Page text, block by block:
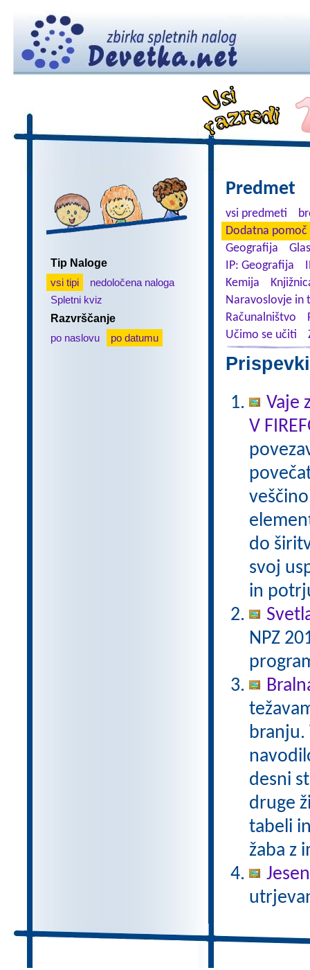
Tip Naloge
vsi tipi
nedoločena naloga
Spletni kviz
Razvrščanje
po naslovu
po datumu
Predmet
vsi predmeti
Dodatna
Geografija
IP: Geografija
Kemija
Naravoslovje in
Računalništvo
Učimo se učiti
Vaje
V
do
svoj
in
NPZ
branju.
desni
druge
tabeli
žaba z